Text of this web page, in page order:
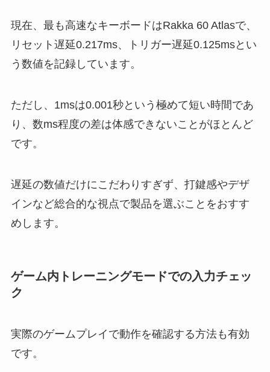
現在、最も高速なキーボードはRakka 60 Atlasで、
リセット遅延0.217ms、トリガー遅延0.125msとい
う数値を記録しています。
ただし、1msは0.001秒という極めて短い時間であ
り、数ms程度の差は体感できないことがほとんど
です。
遅延の数値だけにこだわりすぎず、打鍵感やデザ
インなど総合的な視点で製品を選ぶことをおすす
めします。
ゲーム内トレーニングモードでの入力チェッ
ク
実際のゲームプレイで動作を確認する方法も有効
です。